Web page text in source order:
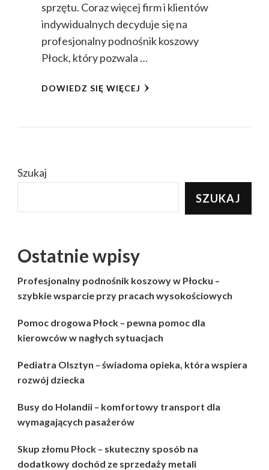
sprzętu. Coraz więcej firm i klientów
indywidualnych decyduje się na
profesjonalny podnośnik koszowy
Płock, który pozwala …
DOWIEDZ SIĘ WIĘCEJ
Szukaj
SZUKAJ
Ostatnie wpisy
Profesjonalny podnośnik koszowy w Płocku –
szybkie wsparcie przy pracach wysokościowych
Pomoc drogowa Płock – pewna pomoc dla
kierowców w nagłych sytuacjach
Pediatra Olsztyn – świadoma opieka, która wspiera
rozwój dziecka
Busy do Holandii – komfortowy transport dla
wymagających pasażerów
Skup złomu Płock – skuteczny sposób na
dodatkowy dochód ze sprzedaży metali